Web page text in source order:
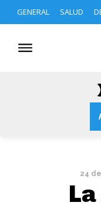
GENERAL SALUD
24